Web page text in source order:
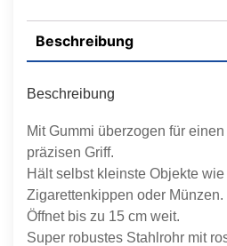
Beschreibung
Beschreibung
Mit Gummi überzogen für
präzisen Griff.
Hält selbst kleinste Objekte
Zigarettenkippen oder Münzen.
Öffnet bis zu 15 cm weit.
Super robustes Stahlrohr mit